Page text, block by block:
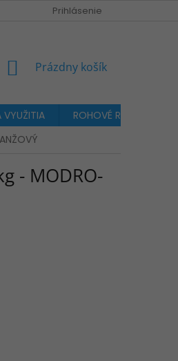
Prihlásenie
NÁKUPNÝ
Prázdny košík
VYUŽITIA
ROHOVÉ REGÁLY
- MODRO-